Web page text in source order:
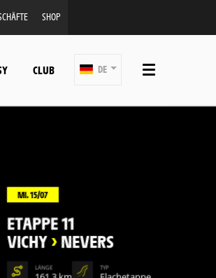
SHOP
CLUB DE
MI. 15/07
ETAPPE 11
VICHY>NEVERS
LÄNGE TYP